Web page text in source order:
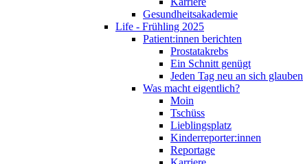
Gesundheitsakademie
Life - Frühling 2025
Patient:innen berichten
Prostatakrebs
Ein Schnitt genügt
Jeden Tag neu an sich glauben
Was macht eigentlich?
Moin
Tschüss
Lieblingsplatz
Kinderreporter:innen
Reportage